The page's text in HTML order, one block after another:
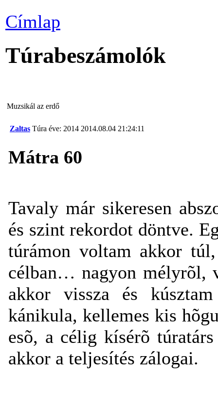
Címlap
Túrabeszámolók
Muzsikál az erdő
Zaltas Túra éve: 2014 2014.08.04 21:24:11
Mátra 60
Tavaly már sikeresen
és szint rekordot döntve.
túrámon voltam akkor
célban… nagyon mélyrõl,
akkor vissza és
kánikula, kellemes kis
esõ, a célig kísérõ
akkor a teljesítés zálogai.